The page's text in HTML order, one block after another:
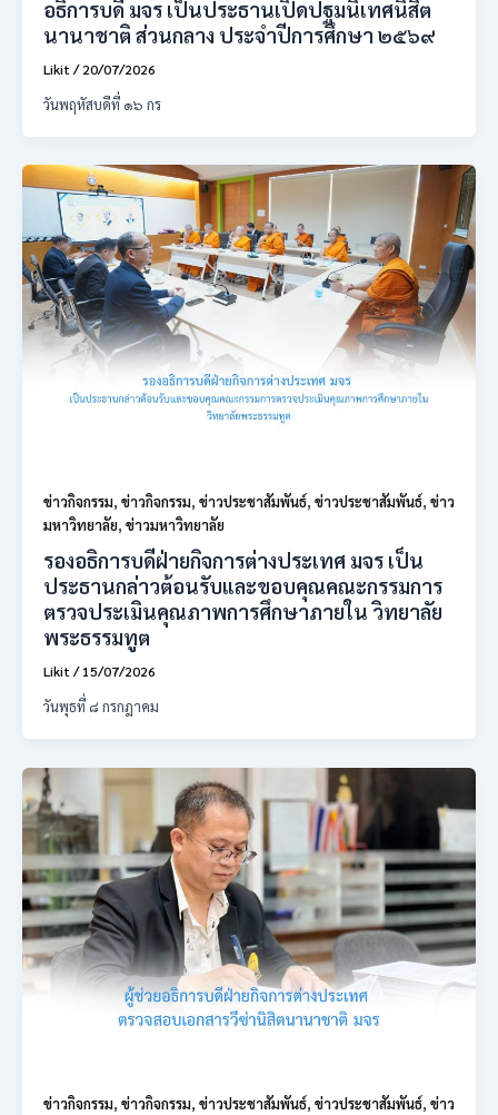
อธิการบดี มจร เป็นประธานเปิดปฐมนิเทศนิสิต
นานาชาติ ส่วนกลาง ประจำปีการศึกษา ๒๕๖๙
Likit /20/07/2026
วันพฤหัสบดีที่ ๑๖ กร
ข่าวกิจกรรม, ข่าวกิจกรรม, ข่าวประชาสัมพันธ์, ข่าวประชาสัมพันธ์, ข่าว
มหาวิทยาลัย, ข่าวมหาวิทยาลัย
รองอธิการบดีฝ่ายกิจการต่างประเทศ มจร เป็น
ประธานกล่าวต้อนรับและขอบคุณคณะกรรมการ
ตรวจประเมินคุณภาพการศึกษาภายใน วิทยาลัย
พระธรรมทูต
Likit /15/07/2026
วันพุธที่ ๘ กรกฎาคม
ข่าวกิจกรรม, ข่าวกิจกรรม, ข่าวประชาสัมพันธ์, ข่าวประชาสัมพันธ์, ข่าว